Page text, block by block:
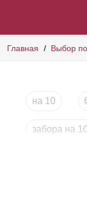
Главная Выбор
на 10
забора на
сколько